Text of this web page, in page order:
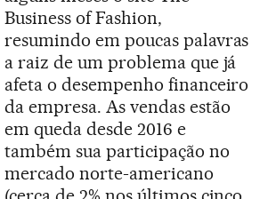
Business of Fashion,
resumindo em poucas palavras
a raiz de um problema que já
afeta o desempenho financeiro
da empresa. As vendas estão
em queda desde 2016 e
também sua participação no
mercado norte-americano